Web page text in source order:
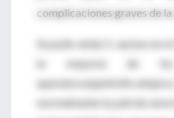
complicaciones graves de la
Se pudo aislar S. aureus en
la mayoría de los
queratoconjuntivitis
normalmente la piel de